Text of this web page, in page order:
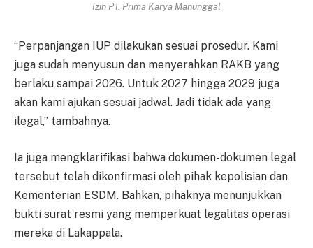
Izin PT. Prima Karya Manunggal
“Perpanjangan IUP dilakukan sesuai prosedur. Kami
juga sudah menyusun dan menyerahkan RAKB yang
berlaku sampai 2026. Untuk 2027 hingga 2029 juga
akan kami ajukan sesuai jadwal. Jadi tidak ada yang
ilegal,” tambahnya.
Ia juga mengklarifikasi bahwa dokumen-dokumen legal
tersebut telah dikonfirmasi oleh pihak kepolisian dan
Kementerian ESDM. Bahkan, pihaknya menunjukkan
bukti surat resmi yang memperkuat legalitas operasi
mereka di Lakappala.